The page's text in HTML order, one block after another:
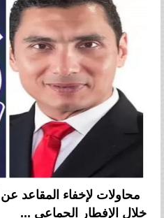
محاولات لإخفاء المقاعد
خلال الإفطار الجماعي ...